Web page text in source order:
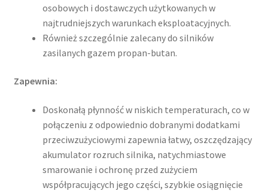
osobowych i dostawczych użytkowanych w
najtrudniejszych warunkach eksploatacyjnych.
Również szczególnie zalecany do silników
zasilanych gazem propan-butan.
Zapewnia:
Doskonałą płynność w niskich temperaturach, co w
połączeniu z odpowiednio dobranymi dodatkami
przeciwzużyciowymi zapewnia łatwy, oszczędzający
akumulator rozruch silnika, natychmiastowe
smarowanie i ochronę przed zużyciem
współpracujących jego części, szybkie osiągnięcie